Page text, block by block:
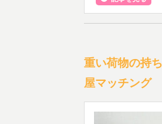
重い荷物の持
屋マッチング